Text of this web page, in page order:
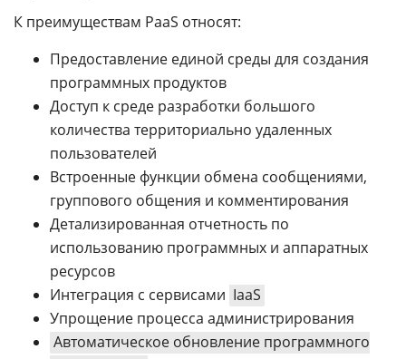
К преимуществам PaaS относят:
Предоставление единой среды для создания
программных продуктов
Доступ к среде разработки большого
количества территориально удаленных
пользователей
Встроенные функции обмена сообщениями,
группового общения и комментирования
Детализированная отчетность по
использованию программных и аппаратных
ресурсов
Интеграция с сервисами IaaS
Упрощение процесса администрирования
Автоматическое обновление программного